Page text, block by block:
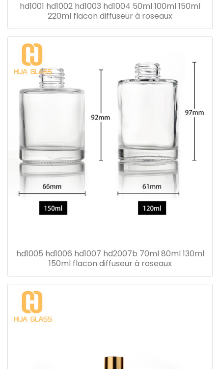
hd1001 hd1002 hd1003 hd1004 50ml 100ml 150ml
220ml flacon diffuseur à roseaux
hd1005 hd1006 hd1007 hd2007b 70ml 80ml 130ml
150ml flacon diffuseur à roseaux